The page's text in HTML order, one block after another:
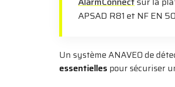
APSAD R81 et NF EN
Un système ANAVEO de
essentielles pour sécuriser